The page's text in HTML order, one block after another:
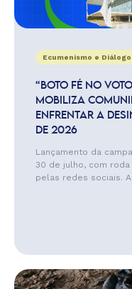
Ecumenismo e
“BOTO FÉ NO
MOBILIZA
ENFRENTAR A
DE 2026
Lançamento da
30 de julho, com
pelas redes sociais.